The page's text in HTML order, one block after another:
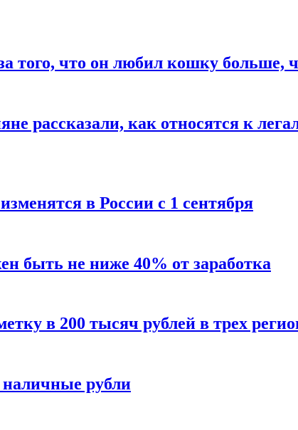
того, что он любил кошку больше,
рассказали, как относятся к
в России с 1 сентября
быть не ниже 40% от заработка
в 200 тысяч рублей в трех
наличные рубли